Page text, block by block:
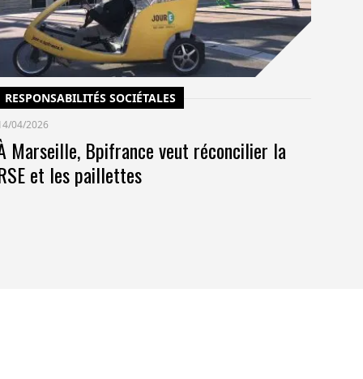
RESPONSABILITÉS SOCIÉTALES
04/2026
Marseille, Bpifrance veut réconcilier la
et les paillettes